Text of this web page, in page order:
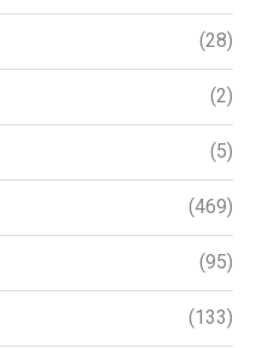
(28)
(2)
(5)
(469)
(95)
(133)